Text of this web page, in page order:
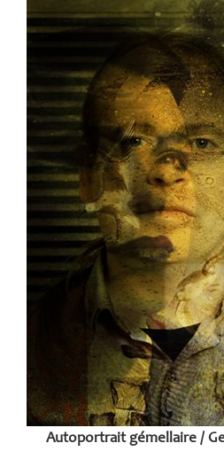
Autoportrait gémellaire /